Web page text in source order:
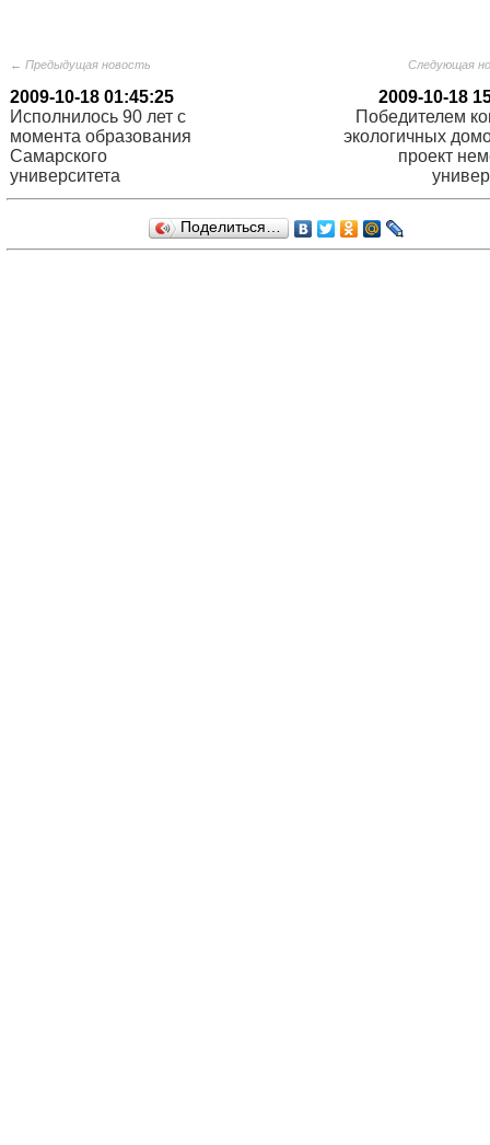
← Предыдущая новость
2009-10-18 01:45:25
Исполнилось 90 лет с
момента образования
Самарского
университета
Следующая
2009-10-18
Победителем
экологичных
проект
Поделиться…